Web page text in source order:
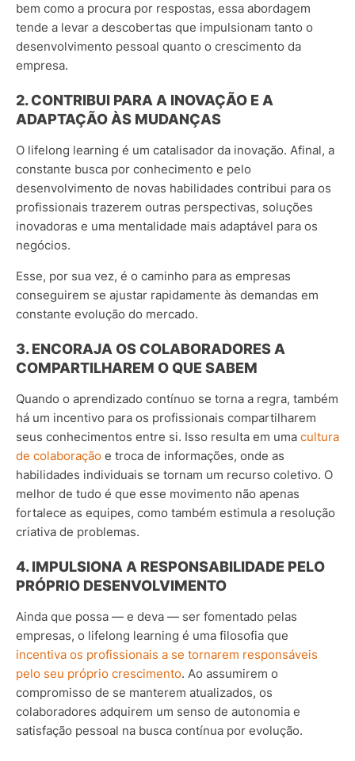
bem como a procura por respostas, essa abordagem
tende a levar a descobertas que impulsionam tanto o
desenvolvimento pessoal quanto o crescimento da
empresa.
2. CONTRIBUI PARA A INOVAÇÃO E A
ADAPTAÇÃO ÀS MUDANÇAS
O lifelong learning é um catalisador da inovação. Afinal, a
constante busca por conhecimento e pelo
desenvolvimento de novas habilidades contribui para os
profissionais trazerem outras perspectivas, soluções
inovadoras e uma mentalidade mais adaptável para os
negócios.
Esse, por sua vez, é o caminho para as empresas
conseguirem se ajustar rapidamente às demandas em
constante evolução do mercado.
3. ENCORAJA OS COLABORADORES A
COMPARTILHAREM O QUE SABEM
Quando o aprendizado contínuo se torna a regra, também
há um incentivo para os profissionais compartilharem
seus conhecimentos entre si. Isso resulta em uma cultura
de colaboração e troca de informações, onde as
habilidades individuais se tornam um recurso coletivo. O
melhor de tudo é que esse movimento não apenas
fortalece as equipes, como também estimula a resolução
criativa de problemas.
4. IMPULSIONA A RESPONSABILIDADE PELO
PRÓPRIO DESENVOLVIMENTO
Ainda que possa — e deva — ser fomentado pelas
empresas, o lifelong learning é uma filosofia que
incentiva os profissionais a se tornarem responsáveis
pelo seu próprio crescimento. Ao assumirem o
compromisso de se manterem atualizados, os
colaboradores adquirem um senso de autonomia e
satisfação pessoal na busca contínua por evolução.